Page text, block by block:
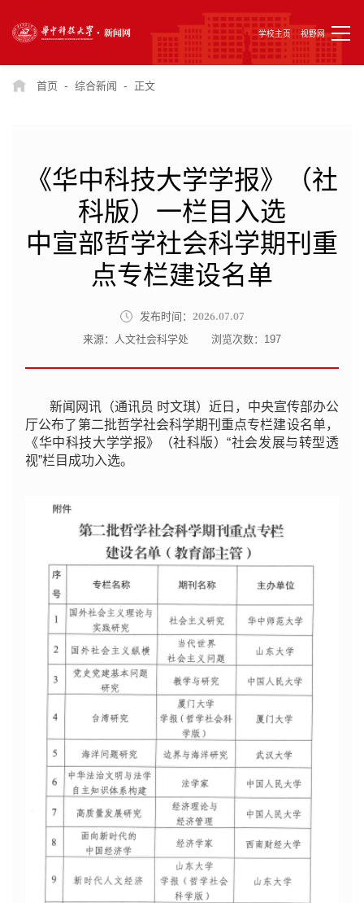
学校主页 视野网
首页 - 综合新闻 - 正文
《华中科技大学学报》（社
科版）一栏目入选
中宣部哲学社会科学期刊重
点专栏建设名单
发布时间： 2026.07.07
来源：人文社会科学处 浏览次数： 197
新闻网讯（通讯员 时文琪）近日，中央宣传部办公
厅公布了第二批哲学社会科学期刊重点专栏建设名单，
《华中科技大学学报》（社科版）“社会发展与转型透
视”栏目成功入选。